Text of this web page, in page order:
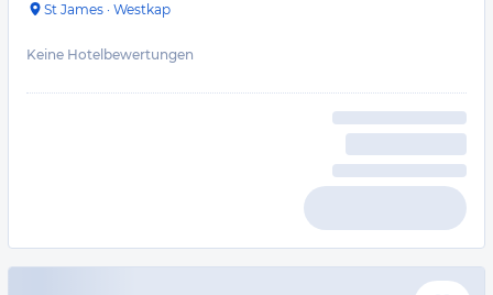
St James · Westkap
Keine Hotelbewertungen